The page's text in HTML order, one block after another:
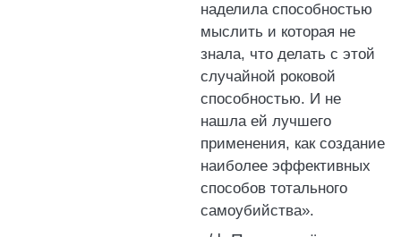
наделила способностью
мыслить и которая не
знала, что делать с этой
случайной роковой
способностью. И не
нашла ей лучшего
применения, как создание
наиболее эффективных
способов тотального
самоубийства».